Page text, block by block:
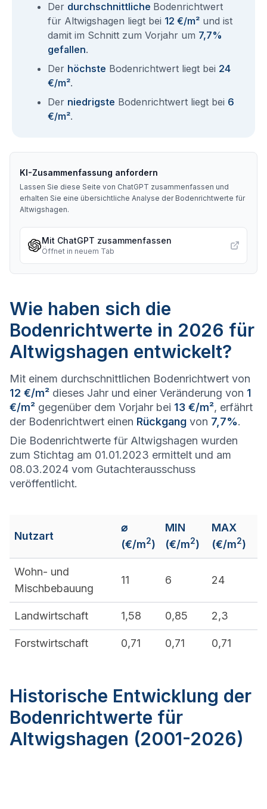
Der durchschnittliche Bodenrichtwert
für Altwigshagen liegt bei 12 €/m² und ist
damit im Schnitt zum Vorjahr um 7,7%
gefallen.
Der höchste Bodenrichtwert liegt bei 24
€/m².
Der niedrigste Bodenrichtwert liegt bei 6
€/m².
KI-Zusammenfassung anfordern
Lassen Sie diese Seite von ChatGPT zusammenfassen und
erhalten Sie eine übersichtliche Analyse der Bodenrichtwerte für
Altwigshagen.
Mit ChatGPT zusammenfassen
Öffnet in neuem Tab
Wie haben sich die
Bodenrichtwerte in 2026 für
Altwigshagen entwickelt?
Mit einem durchschnittlichen Bodenrichtwert von
12 €/m² dieses Jahr und einer Veränderung von 1
€/m² gegenüber dem Vorjahr bei 13 €/m², erfährt
der Bodenrichtwert einen Rückgang von 7,7%.
Die Bodenrichtwerte für Altwigshagen wurden
zum Stichtag am 01.01.2023 ermittelt und am
08.03.2024 vom Gutachterausschuss
veröffentlicht.
Nutzart
⌀
(€/m2)
MIN
(€/m2)
MAX
(€/m2)
Wohn- und
Mischbebauung
11 6 24
Landwirtschaft 1,58 0,85 2,3
Forstwirtschaft 0,71 0,71 0,71
Historische Entwicklung der
Bodenrichtwerte für
Altwigshagen (2001-2026)